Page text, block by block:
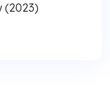
(2023)